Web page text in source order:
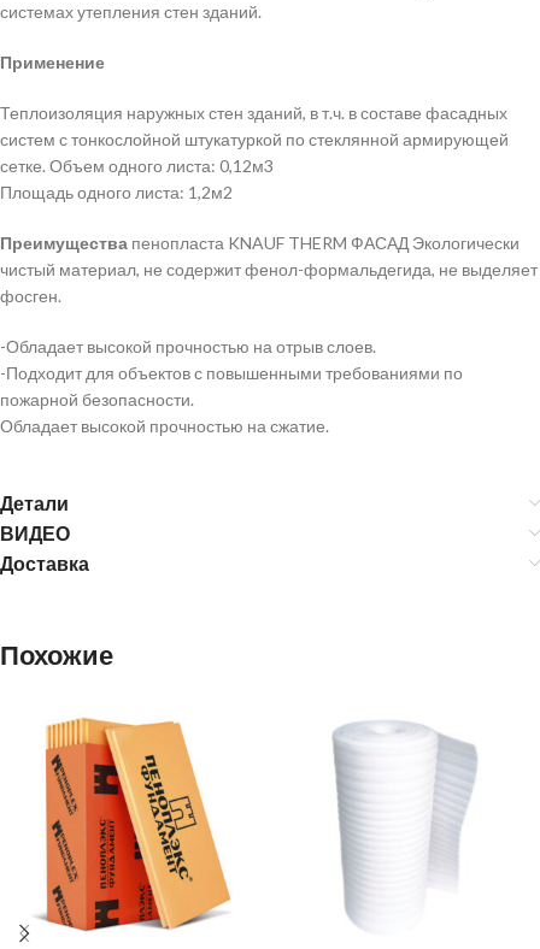
системах утепления стен зданий.
Применение
Теплоизоляция наружных стен зданий, в т.ч. в составе фасадных
систем с тонкослойной штукатуркой по стеклянной армирующей
сетке. Объем одного листа: 0,12м3
Площадь одного листа: 1,2м2
Преимущества пенопласта KNAUF THERM ФАСАД Экологически
чистый материал, не содержит фенол-формальдегида, не выделяет
фосген.
-Обладает высокой прочностью на отрыв слоев.
-Подходит для объектов с повышенными требованиями по
пожарной безопасности.
Обладает высокой прочностью на сжатие.
Детали
ВИДЕО
Доставка
Похожие